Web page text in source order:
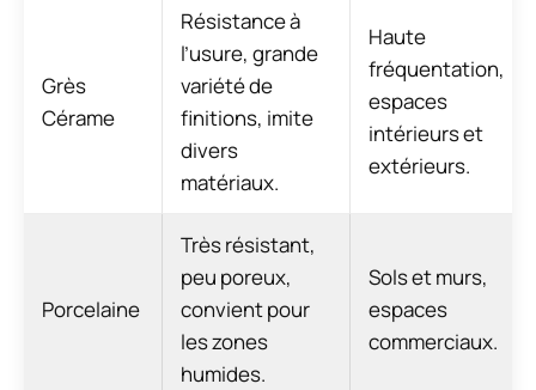
Grès
Cérame
Résistance à
l’usure, grande
variété de
finitions, imite
divers
matériaux.
Haute
fréquentation,
espaces
intérieurs et
extérieurs.
Porcelaine
Très résistant,
peu poreux,
convient pour
les zones
humides.
Sols et murs,
espaces
commerciaux.